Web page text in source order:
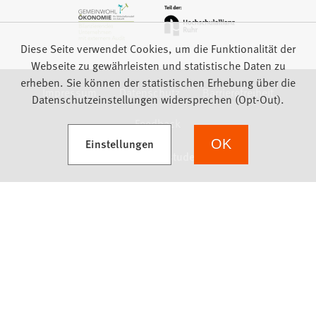
Impressum Datenschutz
Barrierefreiheit
Feedback
Diese Seite verwendet Cookies, um die Funktionalität der
Webseite zu gewährleisten und statistische Daten zu
erheben. Sie können der statistischen Erhebung über die
Datenschutzeinstellungen widersprechen (Opt-Out).
Einstellungen
(Öffnet in einem neuen Tab) OK